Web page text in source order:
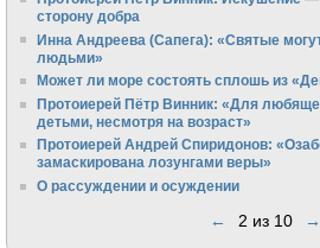
сторону добра
Инна Андреева (Сапега): «Святые
людьми»
Может ли море состоять сплошь из
Протоиерей Пётр Винник: «Для
детьми, несмотря на возраст»
Протоиерей Андрей Спиридонов:
замаскирована лозунгами веры»
О рассуждении и осуждении
← 2 из 10 →